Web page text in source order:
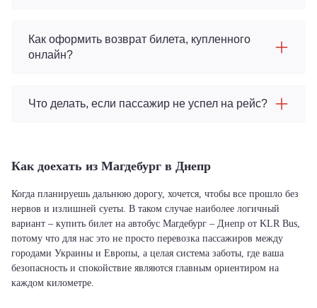
Как оформить возврат билета, купленного
онлайн?
Что делать, если пассажир не успел на рейс?
Как доехать из Магдебург в Днепр
Когда планируешь дальнюю дорогу, хочется, чтобы все прошло без
нервов и излишней суеты. В таком случае наиболее логичный
вариант – купить билет на автобус Магдебург – Днепр от KLR Bus,
потому что для нас это не просто перевозка пассажиров между
городами Украины и Европы, а целая система заботы, где ваша
безопасность и спокойствие являются главным ориентиром на
каждом километре.